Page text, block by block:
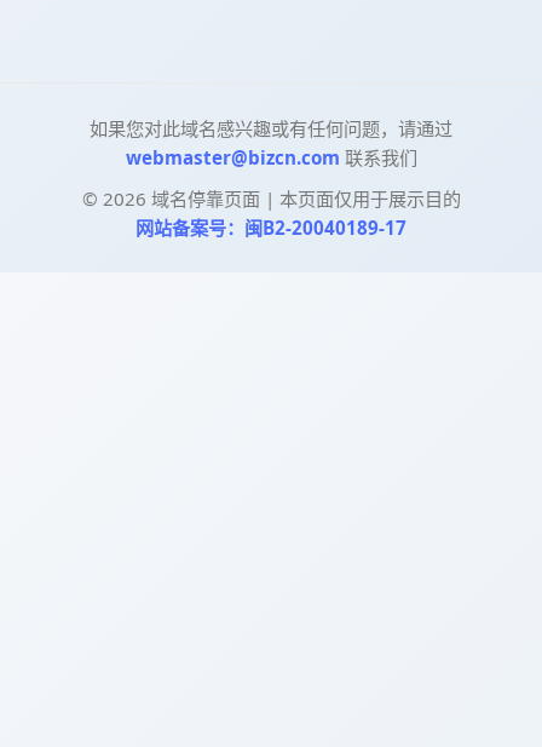
如果您对此域名感兴趣或有任何问题，请通过
webmaster@bizcn.com 联系我们
© 2026 域名停靠页面 | 本页面仅用于展示目的
网站备案号：闽B2-20040189-17